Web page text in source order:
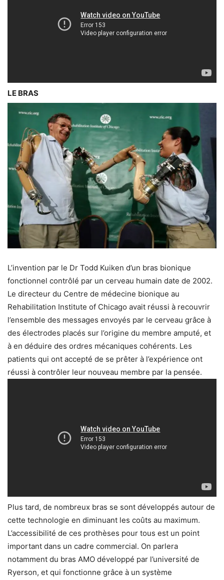
LE BRAS
L’invention par le Dr Todd Kuiken d’un bras bionique
fonctionnel contrôlé par un cerveau humain date de 2002.
Le directeur du Centre de médecine bionique au
Rehabilitation Institute of Chicago avait réussi à recouvrir
l’ensemble des messages envoyés par le cerveau grâce à
des électrodes placés sur l’origine du membre amputé, et
à en déduire des ordres mécaniques cohérents. Les
patients qui ont accepté de se prêter à l’expérience ont
réussi à contrôler leur nouveau membre par la pensée.
Plus tard, de nombreux bras se sont développés autour de
cette technologie en diminuant les coûts au maximum.
L’accessibilité de ces prothèses pour tous est un point
important dans un cadre commercial. On parlera
notamment du bras AMO développé par l’université de
Ryerson, et qui fonctionne grâce à un système